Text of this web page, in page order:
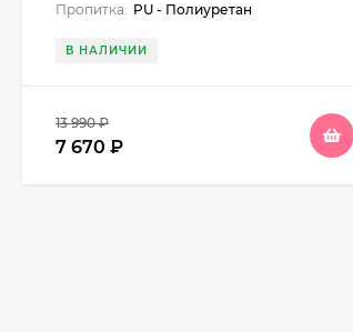
Пропитка: PU - Полиуретан
В НАЛИЧИИ
13 990₽
7 670 ₽